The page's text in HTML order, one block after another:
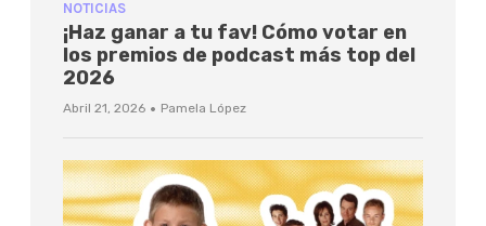
NOTICIAS
¡Haz ganar a tu fav! Cómo votar en
los premios de podcast más top del
2026
Abril 21, 2026 · Pamela López